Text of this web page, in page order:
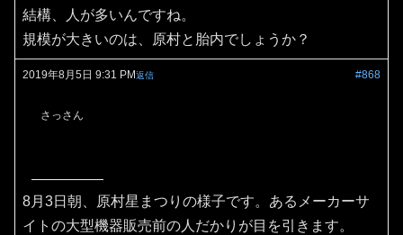
結構、人が多いんですね。
規模が大きいのは、原村と胎内でしょうか？
2019年8月5日 9:31 PM #868
返信
さっさん
8月3日朝、原村星まつりの様子です。あるメーカーサ
イトの大型機器販売前の人だかりが目を引きます。